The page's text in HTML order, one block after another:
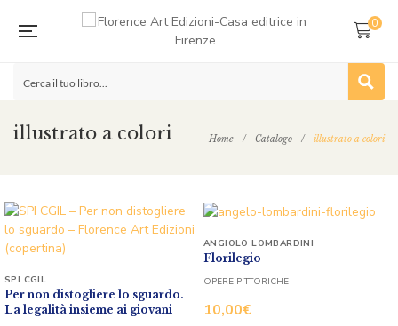
0
illustrato a colori Home / Catalogo / illustrato a colori
Per non distogliere lo sguardo.
La legalità insieme ai giovani
SPI CGIL
Florilegio
10,00€
ANGIOLO LOMBARDINI
OPERE PITTORICHE